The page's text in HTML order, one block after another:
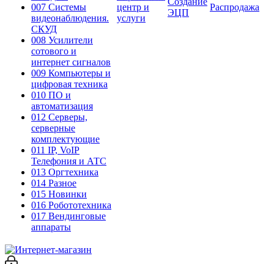
007 Системы
видеонаблюдения.
СКУД
008 Усилители
сотового и
интернет сигналов
009 Компьютеры и
цифровая техника
010 ПО и
автоматизация
012 Серверы,
серверные
комплектующие
011 IP, VoIP
Телефония и АТС
013 Оргтехника
014 Разное
015 Новинки
016 Робототехника
017 Вендинговые
аппараты
центр и
услуги
ЭЦП
Распродажа